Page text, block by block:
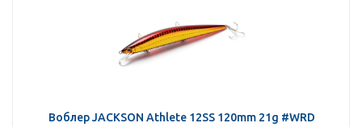
Воблер JACKSON Athlete 12SS 120mm 21g #WRD